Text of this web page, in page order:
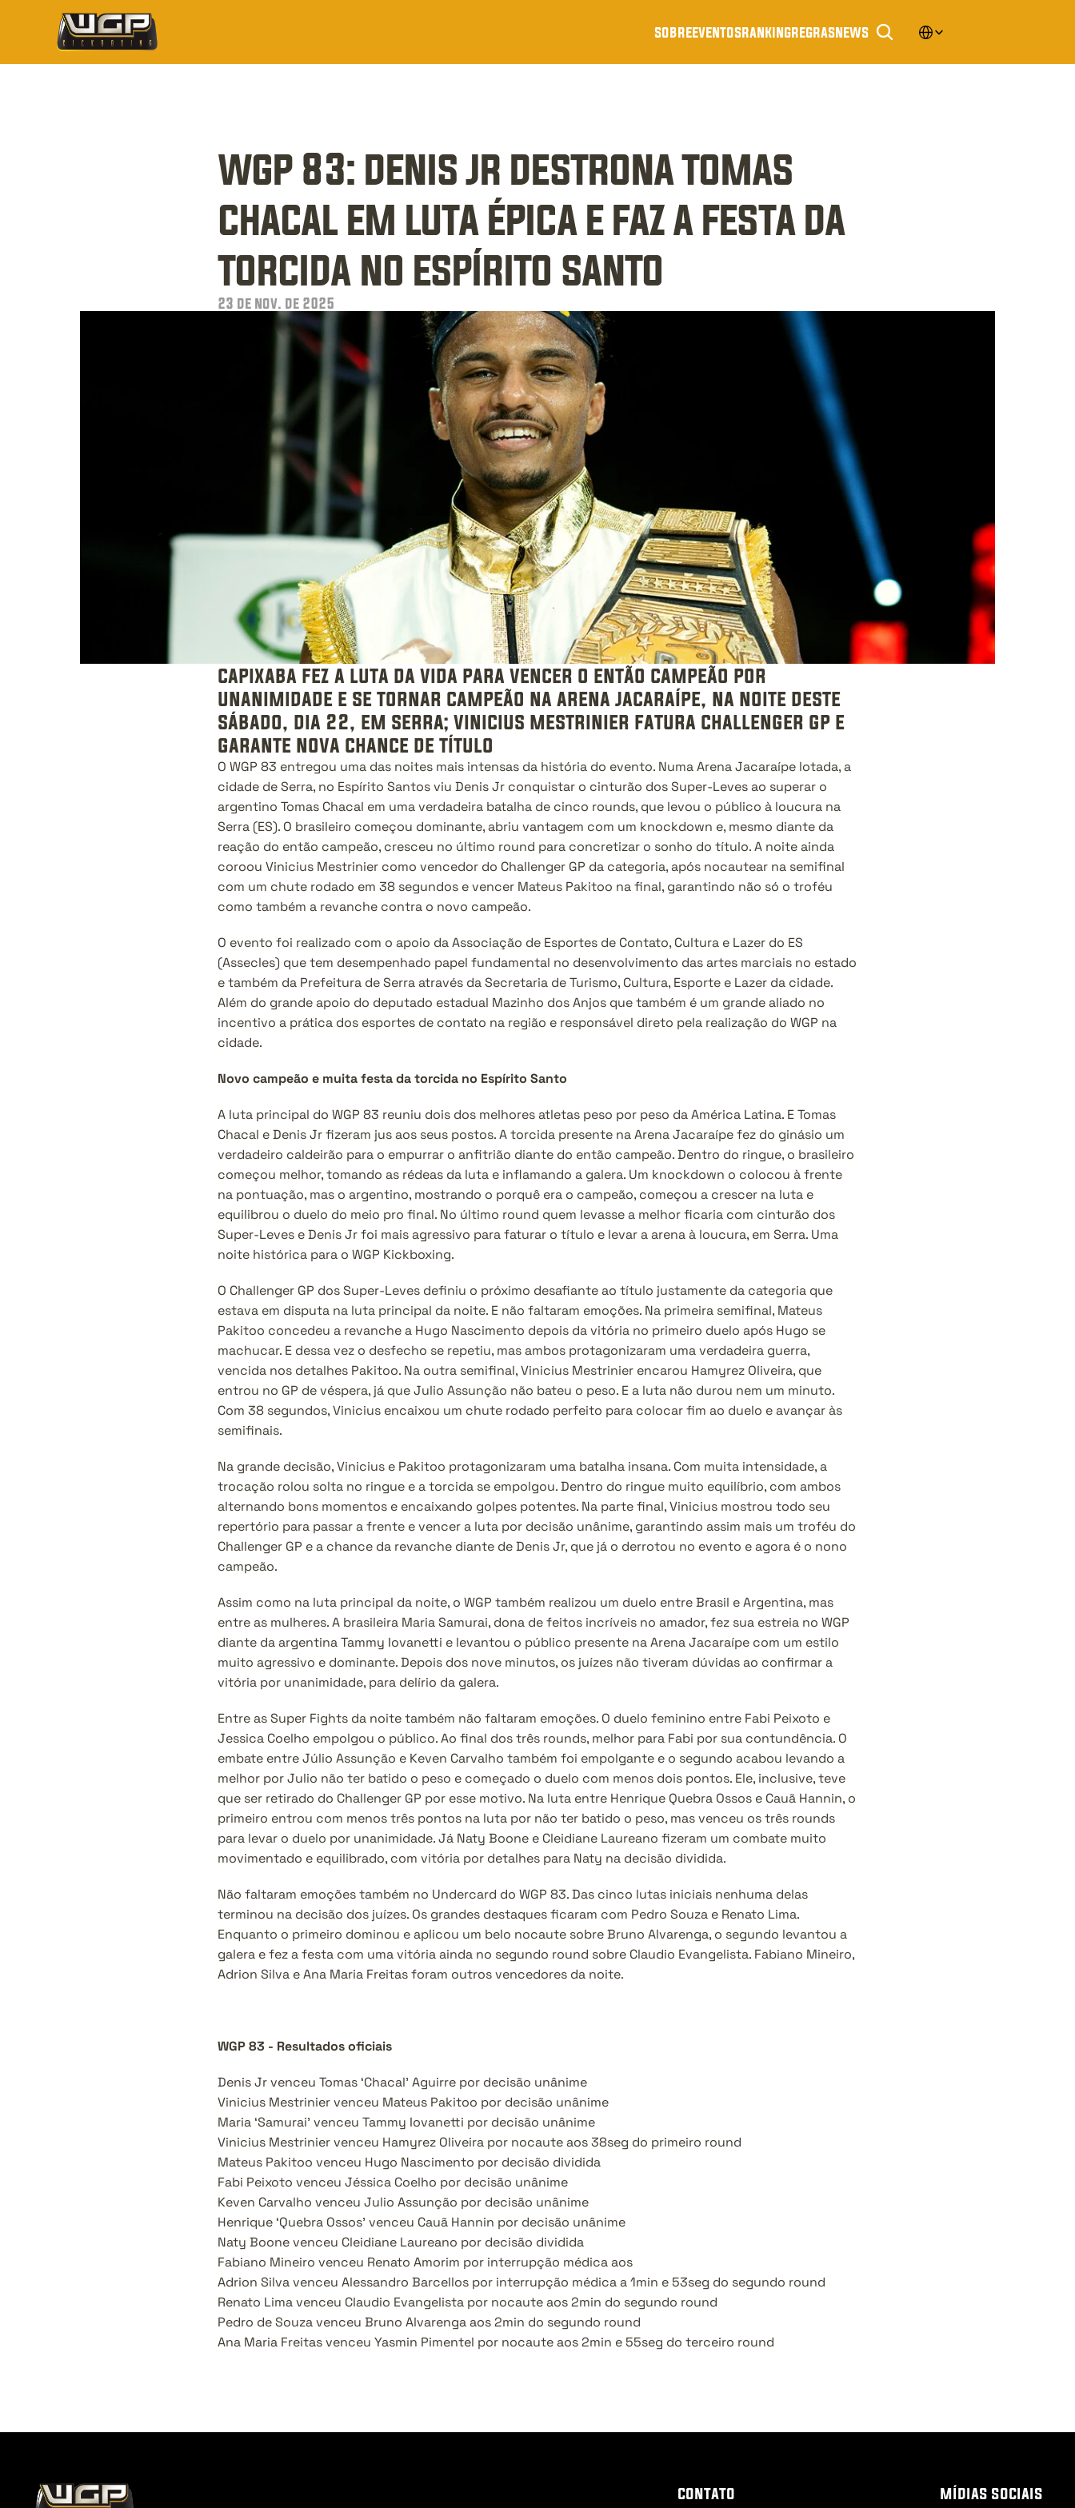
sobreeventosrankingregrasnews
wgp 83: denis jr destrona tomas
chacal em luta épica e faz a festa da
torcida no espírito santo
23 de nov. de 2025
capixaba fez a luta da vida para vencer o então campeão por
unanimidade e se tornar campeão na arena jacaraípe, na noite deste
sábado, dia 22, em serra; vinicius mestrinier fatura challenger gp e
garante nova chance de título
O WGP 83 entregou uma das noites mais intensas da história do evento. Numa Arena Jacaraípe lotada, a
cidade de Serra, no Espírito Santos viu Denis Jr conquistar o cinturão dos Super-Leves ao superar o
argentino Tomas Chacal em uma verdadeira batalha de cinco rounds, que levou o público à loucura na
Serra (ES). O brasileiro começou dominante, abriu vantagem com um knockdown e, mesmo diante da
reação do então campeão, cresceu no último round para concretizar o sonho do título. A noite ainda
coroou Vinicius Mestrinier como vencedor do Challenger GP da categoria, após nocautear na semifinal
com um chute rodado em 38 segundos e vencer Mateus Pakitoo na final, garantindo não só o troféu
como também a revanche contra o novo campeão.
O evento foi realizado com o apoio da Associação de Esportes de Contato, Cultura e Lazer do ES
(Assecles) que tem desempenhado papel fundamental no desenvolvimento das artes marciais no estado
e também da Prefeitura de Serra através da Secretaria de Turismo, Cultura, Esporte e Lazer da cidade.
Além do grande apoio do deputado estadual Mazinho dos Anjos que também é um grande aliado no
incentivo a prática dos esportes de contato na região e responsável direto pela realização do WGP na
cidade.
Novo campeão e muita festa da torcida no Espírito Santo
A luta principal do WGP 83 reuniu dois dos melhores atletas peso por peso da América Latina. E Tomas
Chacal e Denis Jr fizeram jus aos seus postos. A torcida presente na Arena Jacaraípe fez do ginásio um
verdadeiro caldeirão para o empurrar o anfitrião diante do então campeão. Dentro do ringue, o brasileiro
começou melhor, tomando as rédeas da luta e inflamando a galera. Um knockdown o colocou à frente
na pontuação, mas o argentino, mostrando o porquê era o campeão, começou a crescer na luta e
equilibrou o duelo do meio pro final. No último round quem levasse a melhor ficaria com cinturão dos
Super-Leves e Denis Jr foi mais agressivo para faturar o título e levar a arena à loucura, em Serra. Uma
noite histórica para o WGP Kickboxing.
O Challenger GP dos Super-Leves definiu o próximo desafiante ao título justamente da categoria que
estava em disputa na luta principal da noite. E não faltaram emoções. Na primeira semifinal, Mateus
Pakitoo concedeu a revanche a Hugo Nascimento depois da vitória no primeiro duelo após Hugo se
machucar. E dessa vez o desfecho se repetiu, mas ambos protagonizaram uma verdadeira guerra,
vencida nos detalhes Pakitoo. Na outra semifinal, Vinicius Mestrinier encarou Hamyrez Oliveira, que
entrou no GP de véspera, já que Julio Assunção não bateu o peso. E a luta não durou nem um minuto.
Com 38 segundos, Vinicius encaixou um chute rodado perfeito para colocar fim ao duelo e avançar às
semifinais.
Na grande decisão, Vinicius e Pakitoo protagonizaram uma batalha insana. Com muita intensidade, a
trocação rolou solta no ringue e a torcida se empolgou. Dentro do ringue muito equilíbrio, com ambos
alternando bons momentos e encaixando golpes potentes. Na parte final, Vinicius mostrou todo seu
repertório para passar a frente e vencer a luta por decisão unânime, garantindo assim mais um troféu do
Challenger GP e a chance da revanche diante de Denis Jr, que já o derrotou no evento e agora é o nono
campeão.
Assim como na luta principal da noite, o WGP também realizou um duelo entre Brasil e Argentina, mas
entre as mulheres. A brasileira Maria Samurai, dona de feitos incríveis no amador, fez sua estreia no WGP
diante da argentina Tammy Iovanetti e levantou o público presente na Arena Jacaraípe com um estilo
muito agressivo e dominante. Depois dos nove minutos, os juízes não tiveram dúvidas ao confirmar a
vitória por unanimidade, para delírio da galera.
Entre as Super Fights da noite também não faltaram emoções. O duelo feminino entre Fabi Peixoto e
Jessica Coelho empolgou o público. Ao final dos três rounds, melhor para Fabi por sua contundência. O
embate entre Júlio Assunção e Keven Carvalho também foi empolgante e o segundo acabou levando a
melhor por Julio não ter batido o peso e começado o duelo com menos dois pontos. Ele, inclusive, teve
que ser retirado do Challenger GP por esse motivo. Na luta entre Henrique Quebra Ossos e Cauã Hannin, o
primeiro entrou com menos três pontos na luta por não ter batido o peso, mas venceu os três rounds
para levar o duelo por unanimidade. Já Naty Boone e Cleidiane Laureano fizeram um combate muito
movimentado e equilibrado, com vitória por detalhes para Naty na decisão dividida.
Não faltaram emoções também no Undercard do WGP 83. Das cinco lutas iniciais nenhuma delas
terminou na decisão dos juízes. Os grandes destaques ficaram com Pedro Souza e Renato Lima.
Enquanto o primeiro dominou e aplicou um belo nocaute sobre Bruno Alvarenga, o segundo levantou a
galera e fez a festa com uma vitória ainda no segundo round sobre Claudio Evangelista. Fabiano Mineiro,
Adrion Silva e Ana Maria Freitas foram outros vencedores da noite.
WGP 83 - Resultados oficiais
Denis Jr venceu Tomas ‘Chacal’ Aguirre por decisão unânime
Vinicius Mestrinier venceu Mateus Pakitoo por decisão unânime
Maria ‘Samurai’ venceu Tammy Iovanetti por decisão unânime
Vinicius Mestrinier venceu Hamyrez Oliveira por nocaute aos 38seg do primeiro round
Mateus Pakitoo venceu Hugo Nascimento por decisão dividida
Fabi Peixoto venceu Jéssica Coelho por decisão unânime
Keven Carvalho venceu Julio Assunção por decisão unânime
Henrique ‘Quebra Ossos’ venceu Cauã Hannin por decisão unânime
Naty Boone venceu Cleidiane Laureano por decisão dividida
Fabiano Mineiro venceu Renato Amorim por interrupção médica aos
Adrion Silva venceu Alessandro Barcellos por interrupção médica a 1min e 53seg do segundo round
Renato Lima venceu Claudio Evangelista por nocaute aos 2min do segundo round
Pedro de Souza venceu Bruno Alvarenga aos 2min do segundo round
Ana Maria Freitas venceu Yasmin Pimentel por nocaute aos 2min e 55seg do terceiro round
contato mídias sociais